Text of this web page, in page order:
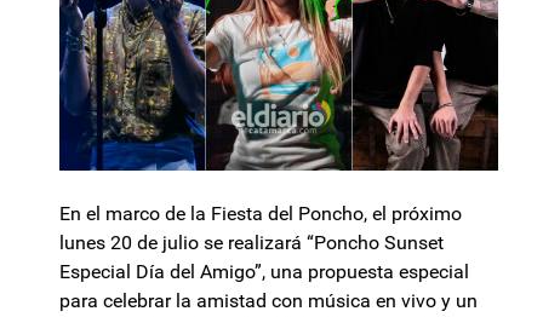
En el marco de la Fiesta del Poncho, el próximo
lunes 20 de julio se realizará “Poncho Sunset
Especial Día del Amigo”, una propuesta especial
para celebrar la amistad con música en vivo y un